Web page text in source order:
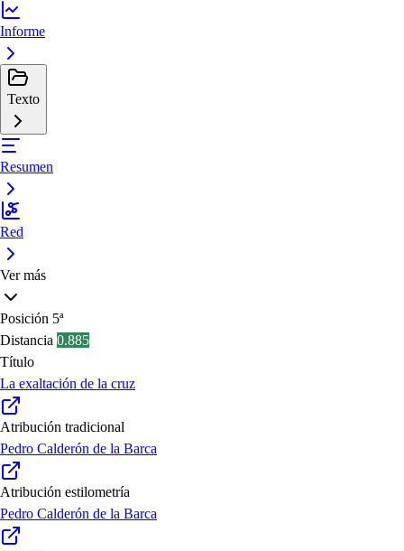
Informe
Texto
Resumen
Red
Ver más
Posición 5ª
Distancia 0.885
Título
La exaltación de la cruz
Atribución tradicional
Pedro Calderón de la Barca
Atribución estilometría
Pedro Calderón de la Barca